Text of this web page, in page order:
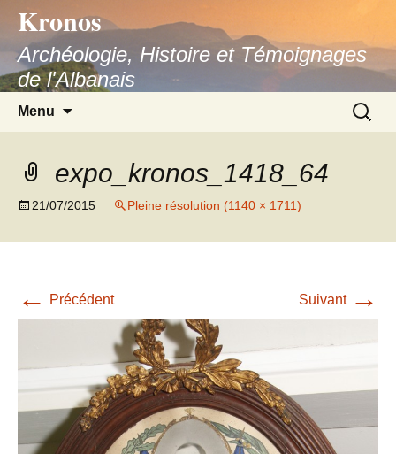
contenu
Kronos
Archéologie, Histoire et Témoignages
de l'Albanais
Menu
expo_kronos_1418_64
21/07/2015 Pleine résolution (1140 × 1711)
← Précédent Suivant →